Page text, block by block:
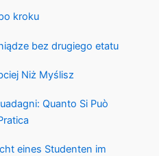
kroku
bez drugiego etatu
Niż Myślisz
Quanto Si Può
eines Studenten im